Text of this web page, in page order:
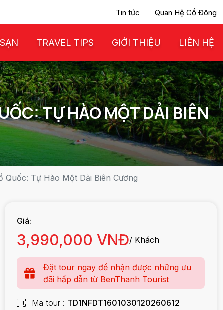
Tin tức Quan Hệ Cổ Đông
TRAVEL TIPS GIỚI THIỆU LIÊN HỆ
TỰ HÀO MỘT DẢI BIÊN
Quốc: Tự Hào Một Dải Biên Cương
Giá:
3,990,000 VNĐ/ Khách
Đặt tour ngay để nhận được những ưu
đãi hấp dẫn từ BenThanh Tourist
Mã tour
TD1NFDT1601030120260612